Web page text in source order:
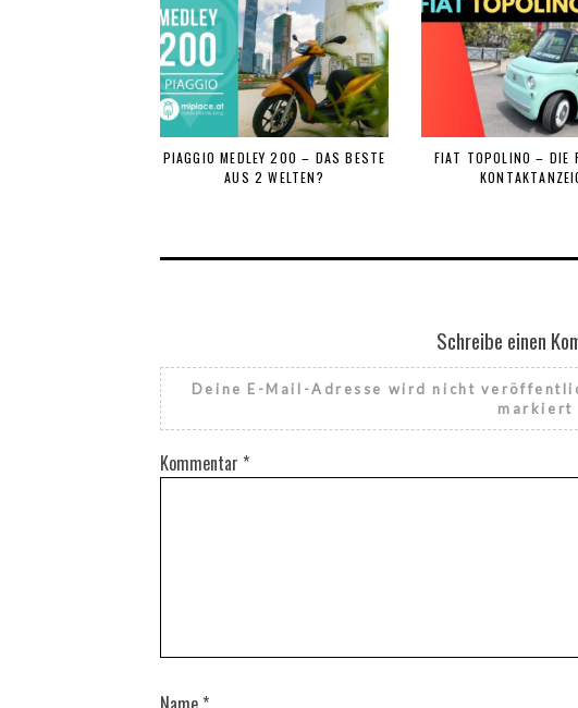
PIAGGIO MEDLEY 200 – DAS BESTE
AUS 2 WELTEN?
FIAT TOPOLINO – DIE
Schreibe einen
Deine E-Mail-Adresse wird nicht
markiert
Kommentar *